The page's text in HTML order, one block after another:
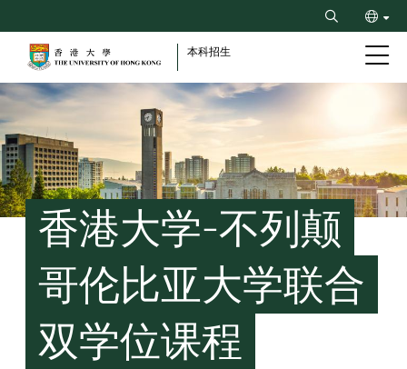
to
content
Search
繁
本科招生
Breadcrumb
香港大学-不列颠
哥伦比亚大学联合
双学位课程